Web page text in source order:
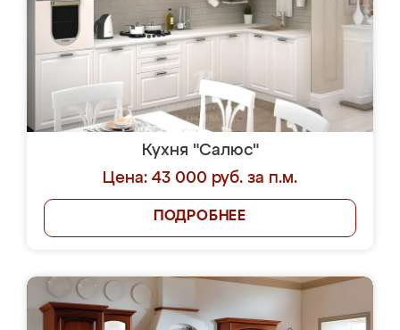
Кухня "Салюс"
Цена: 43 000 руб. за п.м.
ПОДРОБНЕЕ